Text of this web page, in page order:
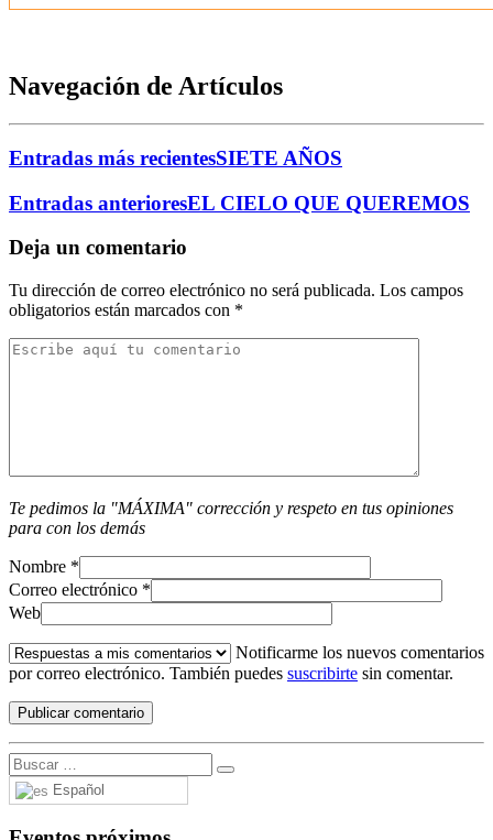
Navegación de Artículos
Entradas más recientesSIETE AÑOS
Entradas anterioresEL CIELO QUE QUEREMOS
Deja un comentario
Tu dirección de correo electrónico no será publicada. Los campos
obligatorios están marcados con *
Te pedimos la "MÁXIMA" corrección y respeto en tus opiniones
para con los demás
Nombre *
Correo electrónico *
Web
Notificarme los nuevos comentarios
por correo electrónico. También puedes suscribirte sin comentar.
Español